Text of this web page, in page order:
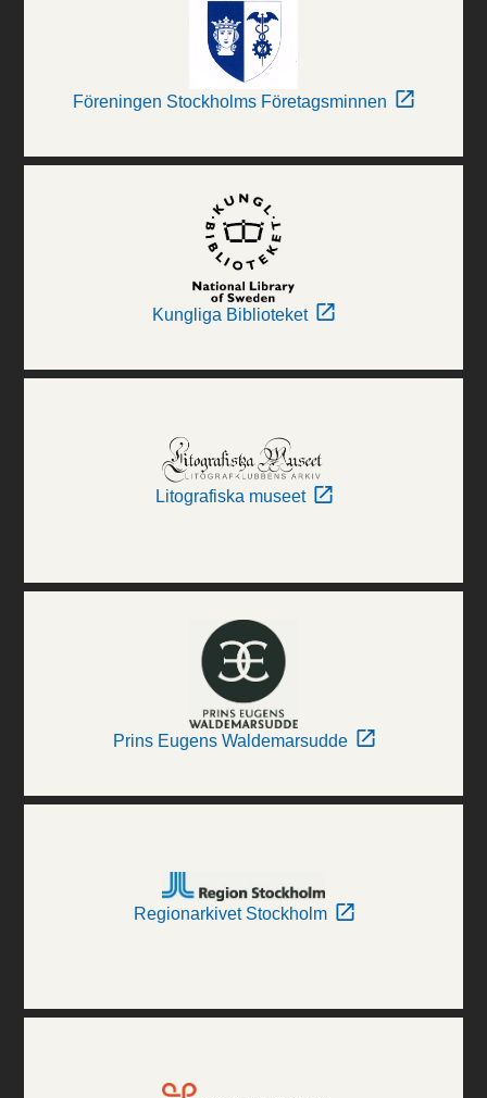
Föreningen Stockholms Företagsminnen
Kungliga Biblioteket
Litografiska museet
Prins Eugens Waldemarsudde
Regionarkivet Stockholm